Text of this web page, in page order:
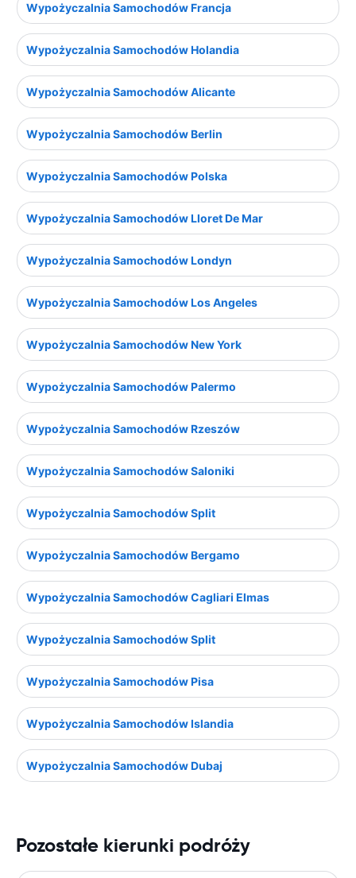
Wypożyczalnia Samochodów Francja
Wypożyczalnia Samochodów Holandia
Wypożyczalnia Samochodów Alicante
Wypożyczalnia Samochodów Berlin
Wypożyczalnia Samochodów Polska
Wypożyczalnia Samochodów Lloret De Mar
Wypożyczalnia Samochodów Londyn
Wypożyczalnia Samochodów Los Angeles
Wypożyczalnia Samochodów New York
Wypożyczalnia Samochodów Palermo
Wypożyczalnia Samochodów Rzeszów
Wypożyczalnia Samochodów Saloniki
Wypożyczalnia Samochodów Split
Wypożyczalnia Samochodów Bergamo
Wypożyczalnia Samochodów Cagliari Elmas
Wypożyczalnia Samochodów Split
Wypożyczalnia Samochodów Pisa
Wypożyczalnia Samochodów Islandia
Wypożyczalnia Samochodów Dubaj
Pozostałe kierunki podróży